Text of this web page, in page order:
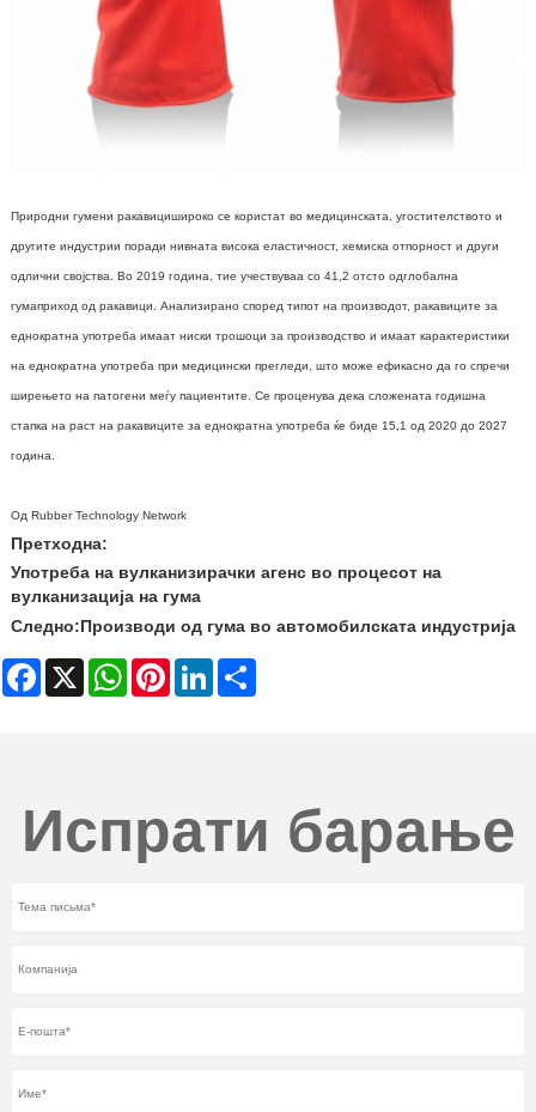
Природни гумени ракавицишироко се користат во медицинската, угостителството и
другите индустрии поради нивната висока еластичност, хемиска отпорност и други
одлични својства. Во 2019 година, тие учествуваа со 41,2 отсто одглобална
гумаприход од ракавици. Анализирано според типот на производот, ракавиците за
еднократна употреба имаат ниски трошоци за производство и имаат карактеристики
на еднократна употреба при медицински прегледи, што може ефикасно да го спречи
ширењето на патогени меѓу пациентите. Се проценува дека сложената годишна
стапка на раст на ракавиците за еднократна употреба ќе биде 15,1 од 2020 до 2027
година.
Од Rubber Technology Network
Претходна:
Употреба на вулканизирачки агенс во процесот на
вулканизација на гума
Следно:Производи од гума во автомобилската индустрија
Facebook WhatsAppPinterest LinkedIn
Испрати барање